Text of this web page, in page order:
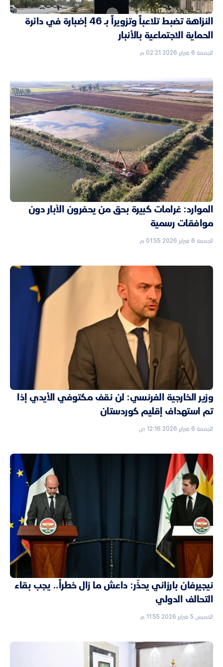
النزاهة تضبط تلاعباً وتزويراً بـ 46 إضبارة في دائرة
الحماية الاجتماعية بالأنبار
الجمعة 6 فبراير 2026 02:21 م
الموارد: غرامات كبيرة بحق من يحفرون الآبار دون
موافقات رسمية
الجمعة 6 فبراير 2026 01:55 م
وزير الخارجية الفرنسي: لن نقف مكتوفي الأيدي إذا
تم استهداف إقليم كوردستان
الجمعة 6 فبراير 2026 12:16 ص
نيجيرفان بارزاني يحذّر: داعش ما زال خطراً.. يجب بقاء
التحالف الدولي
الخميس 5 فبراير 2026 11:55 م